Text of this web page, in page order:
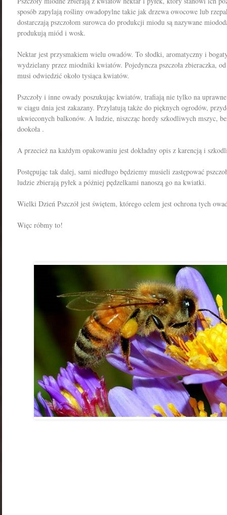
sposób zapylają rośliny owadopylne takie jak drzewa owocowe lub
dostarczają pszczołom surowca do produkcji miodu są nazywane
produkują miód i wosk.
Nektar jest przysmakiem wielu owadów. To słodki, aromatyczny i
wydzielany przez miodniki kwiatów. Pojedyncza pszczoła zbieraczka, od
musi odwiedzić około tysiąca kwiatów.
Pszczoły i inne owady poszukując kwiatów, trafiają nie tylko na
w ciągu dnia jest zakazany. Przylatują także do pięknych ogrodów,
ukwieconych balkonów. A ludzie, niszcząc hordy szkodliwych mszyc,
dookoła .
A przecież na każdym opakowaniu jest dokładny opis z karencją i
Postępując tak dalej, sami niedługo będziemy musieli zastępować
ludzie zbierają pyłek a później pędzelkami nanoszą go na kwiatki.
Wielki Dzień Pszczół jest świętem, którego celem jest ochrona tych
Więc róbmy to!